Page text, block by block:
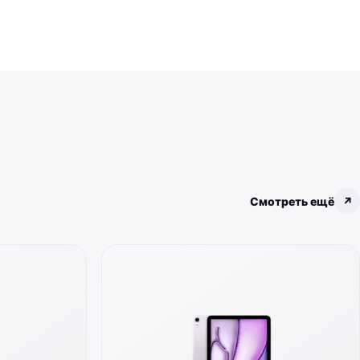
Смотреть ещё ↗